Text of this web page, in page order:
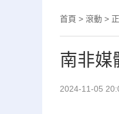
首頁 > 滾動 >
南非媒
2024-11-05